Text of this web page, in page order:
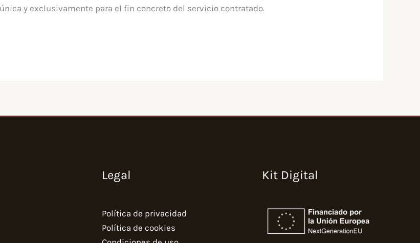
única y exclusivamente para el fin concreto del servicio contratado.
Legal
Política de privacidad
Política de cookies
Kit Digital